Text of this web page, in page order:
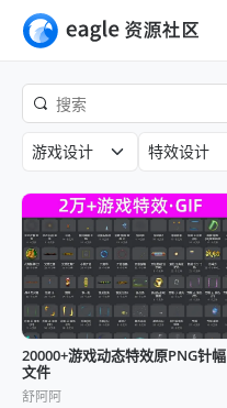
游戏设计 特效设计
20000+游戏动态特效原PNG针幅
文件
舒阿阿